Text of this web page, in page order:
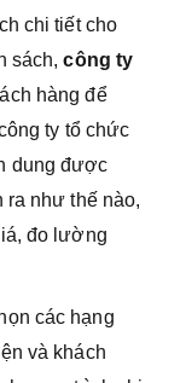
chi tiết cho
sách,công ty
hàng để
ty tổ chức
dung được
ra như thế nào,
đo lường
các hạng
và khách